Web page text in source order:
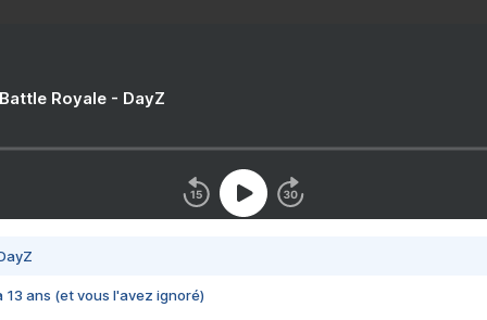
Royale - DayZ
13 ans (et vous l'avez ignoré)